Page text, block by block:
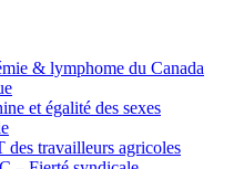
& lymphome du Canada
et égalité des sexes
travailleurs agricoles